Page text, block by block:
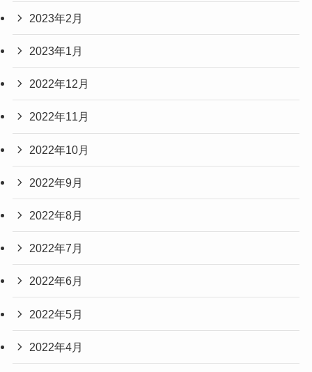
2023年2月
2023年1月
2022年12月
2022年11月
2022年10月
2022年9月
2022年8月
2022年7月
2022年6月
2022年5月
2022年4月